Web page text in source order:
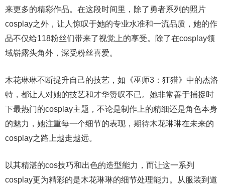
来更多的精彩作品。在这段时间里，除了勇者系列的照片
cosplay之外，让人惊叹于她的专业水准和一流品质，她的作
品不仅给118粉丝们带来了视觉上的享受。除了在cosplay领
域崭露头角外，深受粉丝喜爱。
木花琳琳不断提升自己的技艺，如《巫师3：狂猎》中的杰洛
特，都让人对她的技艺和才华赞叹不已。她非常善于捕捉时
下最热门的cosplay主题，不论是制作上的精细还是角色本身
的魅力，她注重每一个细节的表现，期待木花琳琳在未来的
cosplay之路上越走越远。
以其精湛的cos技巧和出色的造型能力，而让这一系列
cosplay更为精彩的是木花琳琳的细节处理能力。从服装到道